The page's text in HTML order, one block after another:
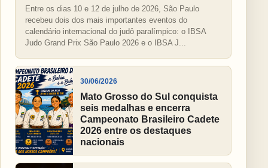
Entre os dias 10 e 12 de julho de 2026, São Paulo
recebeu dois dos mais importantes eventos do
calendário internacional do judô paralímpico: o IBSA
Judo Grand Prix São Paulo 2026 e o IBSA J...
30/06/2026
Mato Grosso do Sul conquista
seis medalhas e encerra
Campeonato Brasileiro Cadete
2026 entre os destaques
nacionais